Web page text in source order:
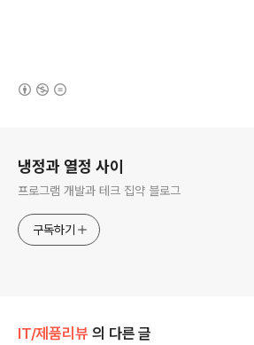
냉정과 열정 사이
프로그램 개발과 테크 집약 블로그
구독하기
IT/제품리뷰 의 다른 글